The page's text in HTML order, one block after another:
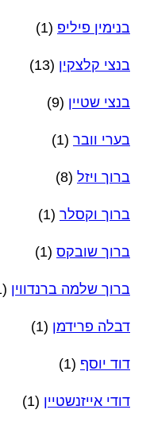
בנימין פיליפ (1)
בנצי קלצקין (13)
בנצי שטיין (9)
בערי וובר (1)
ברוך ויזל (8)
ברוך וקסלר (1)
ברוך שובקס (1)
ברוך שלמה ברנדווין (1)
דבלה פרידמן (1)
דוד יוסף (1)
דודי אייזנשטיין (1)